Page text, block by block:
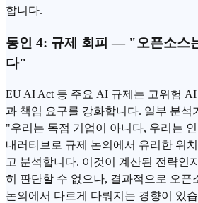
합니다.
동인 4: 규제 회피 — "오픈소스
다"
EU AI Act 등 주요 AI 규제는 고위험
과 책임 요구를 강화합니다. 일부 분석
"우리는 독점 기업이 아니다, 우리는
내러티브로 규제 논의에서 유리한 위
고 분석합니다. 이것이 계산된 전략인
히 판단할 수 없으나, 결과적으로 오픈
논의에서 다르게 다뤄지는 경향이 있